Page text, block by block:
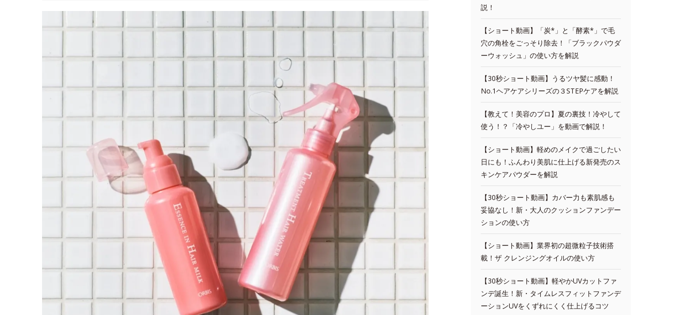
説！
【ショート動画】「炭*」と「酵素*」で毛
穴の角栓をごっそり除去！「ブラックパウダ
ーウォッシュ」の使い方を解説
【30秒ショート動画】うるツヤ髪に感動！
No.1ヘアケアシリーズの３STEPケアを解説
【教えて！美容のプロ】夏の裏技！冷やして
使う！？「冷やしユー」を動画で解説！
【ショート動画】軽めのメイクで過ごしたい
日にも！ふんわり美肌に仕上げる新発売のス
キンケアパウダーを解説
【30秒ショート動画】カバー力も素肌感も
妥協なし！新・大人のクッションファンデー
ションの使い方
【ショート動画】業界初の超微粒子技術搭
載！ザ クレンジングオイルの使い方
【30秒ショート動画】軽やかUVカットファ
ンデ誕生！新・タイムレスフィットファンデ
ーションUVをくずれにくく仕上げるコツ